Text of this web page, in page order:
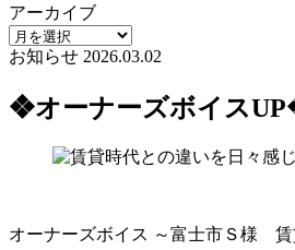
アーカイブ
お知らせ 2026.03.02
❖オーナーズボイス
オーナーズボイス ～富士市Ｓ様 賃